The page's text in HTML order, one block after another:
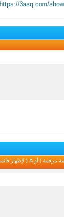
https://3asq.com/